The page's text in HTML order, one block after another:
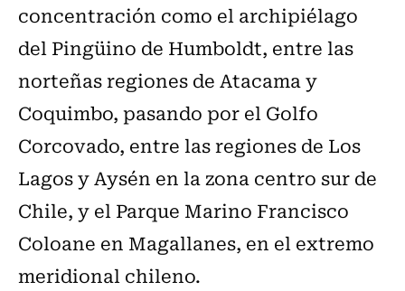
concentración como el archipiélago
del Pingüino de Humboldt, entre las
norteñas regiones de Atacama y
Coquimbo, pasando por el Golfo
Corcovado, entre las regiones de Los
Lagos y Aysén en la zona centro sur de
Chile, y el Parque Marino Francisco
Coloane en Magallanes, en el extremo
meridional chileno.